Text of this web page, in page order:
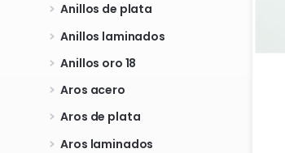
Anillos de plata
Anillos laminados
Anillos oro 18
Aros acero
Aros de plata
Aros laminados